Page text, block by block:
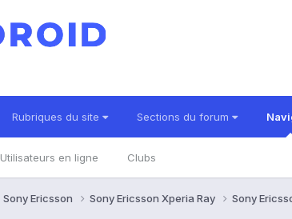
Rubriques du site Sections du forum
Utilisateurs en ligne Clubs
Sony Ericsson Sony Ericsson Xperia Ray Sony